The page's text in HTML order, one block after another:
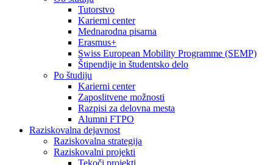
Tutorstvo
Karierni center
Mednarodna pisarna
Erasmus+
Swiss European Mobility Programme (SEMP)
Štipendije in študentsko delo
Po študiju
Karierni center
Zaposlitvene možnosti
Razpisi za delovna mesta
Alumni FTPO
Raziskovalna dejavnost
Raziskovalna strategija
Raziskovalni projekti
Tekoči projekti